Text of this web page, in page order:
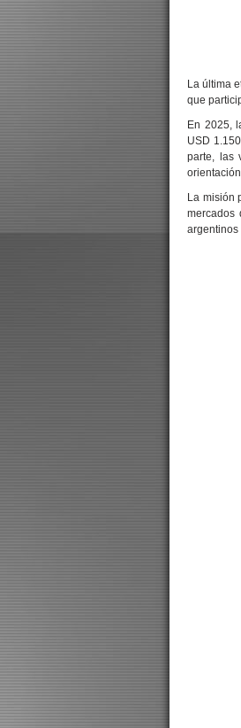
La última
que
En 2025,
USD
parte, las
La misión
mercados
argentinos